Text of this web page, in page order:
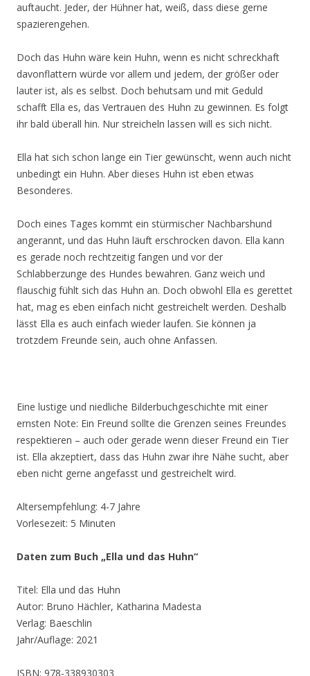
auftaucht. Jeder, der Hühner hat, weiß, dass diese gerne
spazierengehen.
Doch das Huhn wäre kein Huhn, wenn es nicht schreckhaft
davonflattern würde vor allem und jedem, der größer oder
lauter ist, als es selbst. Doch behutsam und mit Geduld
schafft Ella es, das Vertrauen des Huhn zu gewinnen. Es folgt
ihr bald überall hin. Nur streicheln lassen will es sich nicht.
Ella hat sich schon lange ein Tier gewünscht, wenn auch nicht
unbedingt ein Huhn. Aber dieses Huhn ist eben etwas
Besonderes.
Doch eines Tages kommt ein stürmischer Nachbarshund
angerannt, und das Huhn läuft erschrocken davon. Ella kann
es gerade noch rechtzeitig fangen und vor der
Schlabberzunge des Hundes bewahren. Ganz weich und
flauschig fühlt sich das Huhn an. Doch obwohl Ella es gerettet
hat, mag es eben einfach nicht gestreichelt werden. Deshalb
lässt Ella es auch einfach wieder laufen. Sie können ja
trotzdem Freunde sein, auch ohne Anfassen.
Eine lustige und niedliche Bilderbuchgeschichte mit einer
ernsten Note: Ein Freund sollte die Grenzen seines Freundes
respektieren – auch oder gerade wenn dieser Freund ein Tier
ist. Ella akzeptiert, dass das Huhn zwar ihre Nähe sucht, aber
eben nicht gerne angefasst und gestreichelt wird.
Altersempfehlung: 4-7 Jahre
Vorlesezeit: 5 Minuten
Daten zum Buch „Ella und das Huhn“
Titel: Ella und das Huhn
Autor: Bruno Hächler, Katharina Madesta
Verlag: Baeschlin
Jahr/Auflage: 2021
ISBN: 978-338930303